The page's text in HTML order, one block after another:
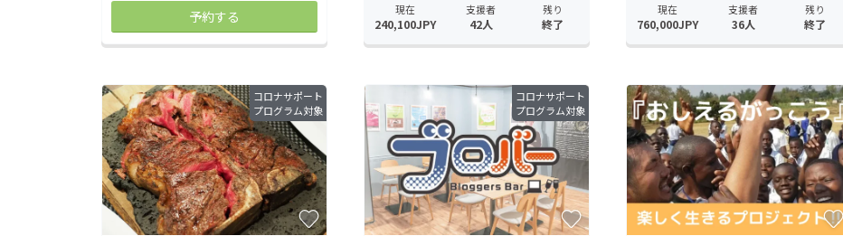
予約する 現在
240,100JPY
支援者
42人
残り
終了
現在
760,000JPY
支援者
36人
残り
終了
コロナサポート
プログラム対象
コロナサポート
プログラム対象